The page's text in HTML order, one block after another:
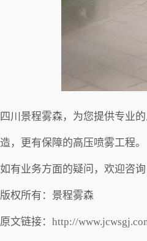
四川景程雾森，为您提供专业
造，更有保障的高压喷雾工程。
如有业务方面的疑问，欢迎咨询
版权所有：景程雾森
原文链接： http://